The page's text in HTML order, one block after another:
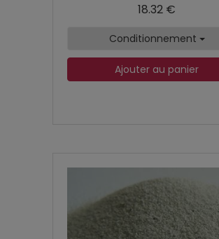
18.32 €
Conditionnement
Ajouter au panier